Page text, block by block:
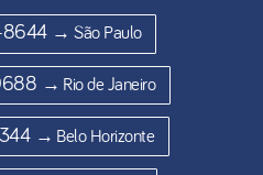
→ São Paulo
→ Rio de Janeiro
→ Belo Horizonte